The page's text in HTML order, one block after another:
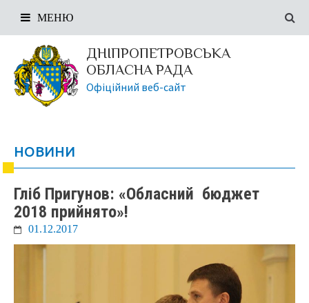
ДНІПРОПЕТРОВСЬКА
ОБЛАСНА РАДА
Офіційний веб-сайт
МЕНЮ
НОВИНИ
Гліб Пригунов: «Обласний бюджет
2018 прийнято»!
01.12.2017